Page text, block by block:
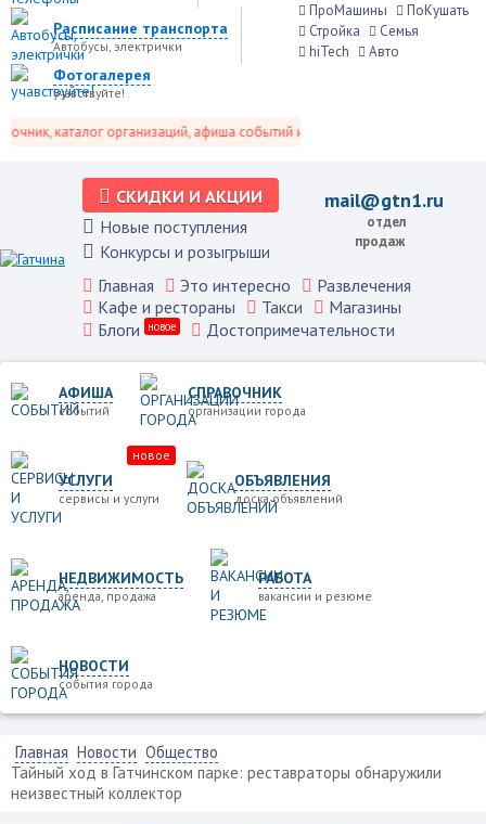
Расписание транспорта
Автобусы, электрички
Фотогалерея
учавствуйте!
каталог организаций, афиша событий и не только это.
ПроМашины
ПоКушать
Стройка
Семья
hiTech
Авто
СКИДКИ И АКЦИИ
Новые поступления
Конкурсы и розыгрыши
mail@gtn1.ru
отдел
продаж
Главная Это интересно
Развлечения
Кафе и рестораны
Такси
Магазины
Блоги
новое Достопримечательности
АФИША
событий
СПРАВОЧНИК
организации города
УСЛУГИ
сервисы и услуги
новое
ОБЪЯВЛЕНИЯ
доска объявлений
НЕДВИЖИМОСТЬ
аренда, продажа
РАБОТА
вакансии и резюме
НОВОСТИ
события города
Главная Новости Общество
Тайный ход в Гатчинском парке: реставраторы обнаружили
неизвестный коллектор